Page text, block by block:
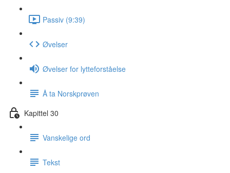
Passiv (9:39)
Øvelser
Øvelser for lytteforståelse
Å ta Norskprøven
Kapittel 30
Vanskelige ord
Tekst